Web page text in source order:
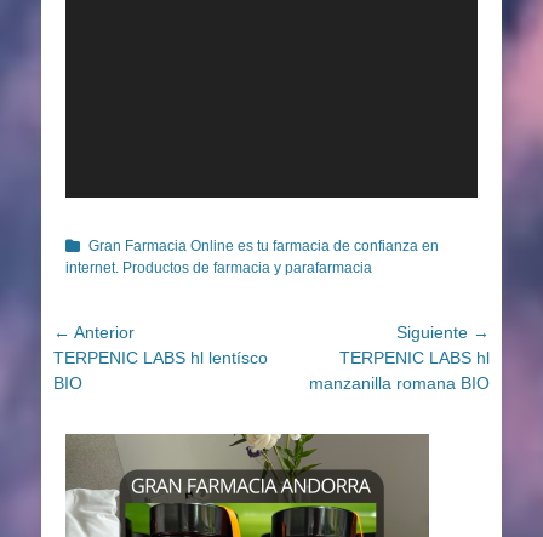
Categorías
Gran Farmacia Online es tu farmacia de confianza en
internet. Productos de farmacia y parafarmacia
Navegación
de
entradas
← Anterior
Entrada
anterior:
TERPENIC LABS hl lentísco
BIO
Siguiente →
siguiente:
TERPENIC LABS hl
manzanilla romana BIO